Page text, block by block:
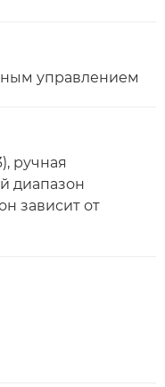
управлением
ручная
диапазон
зависит от